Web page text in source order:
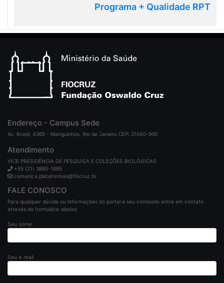
Programa + Qualidade RPT
Endereço - Campus Sede
Av. Brasil, 4365 - Manguinhos, Rio de Janeiro CEP: 21040-900
Atendimento
VICE PRESIDÊNCIA DE PESQUISA E COLEÇÕES BIOLÓGICAS
+55 (21) 3885-1695
comunica.plataformas@fiocruz.br
FALE CONOSCO
Para qualquer dúvida ou informações do portal e seu conteúdo entre em contato
através do formulário abaixo
Seu nome
Seu e-mail